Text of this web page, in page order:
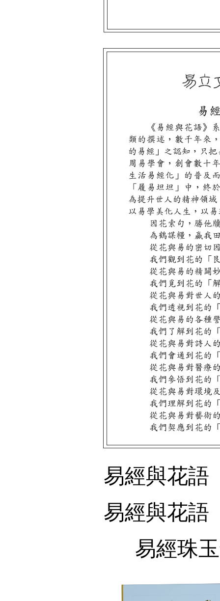
易經與花語
易經與花語
易經珠